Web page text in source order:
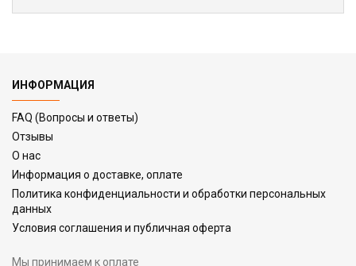
ИНФОРМАЦИЯ
FAQ (Вопросы и ответы)
Отзывы
О нас
Информация о доставке, оплате
Политика конфиденциальности и обработки персональных
данных
Условия соглашения и публичная оферта
Мы принимаем к оплате